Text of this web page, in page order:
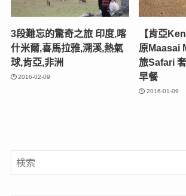
3段難忘的驚奇之旅 印度,喀
什米爾,喜馬拉雅,溯溪,熱氣
球,肯亞,非洲
2016-02-09
【肯亞
原Maasai
旅Safari
早餐
2016-01-09